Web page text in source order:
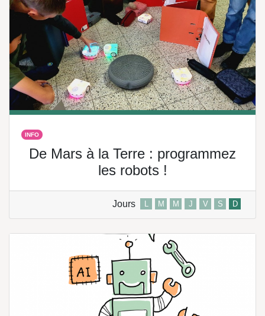
INFO
De Mars à la Terre : programmez
les robots !
Jours L M M J V S D